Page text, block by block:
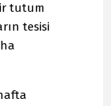
tutum
tesisi